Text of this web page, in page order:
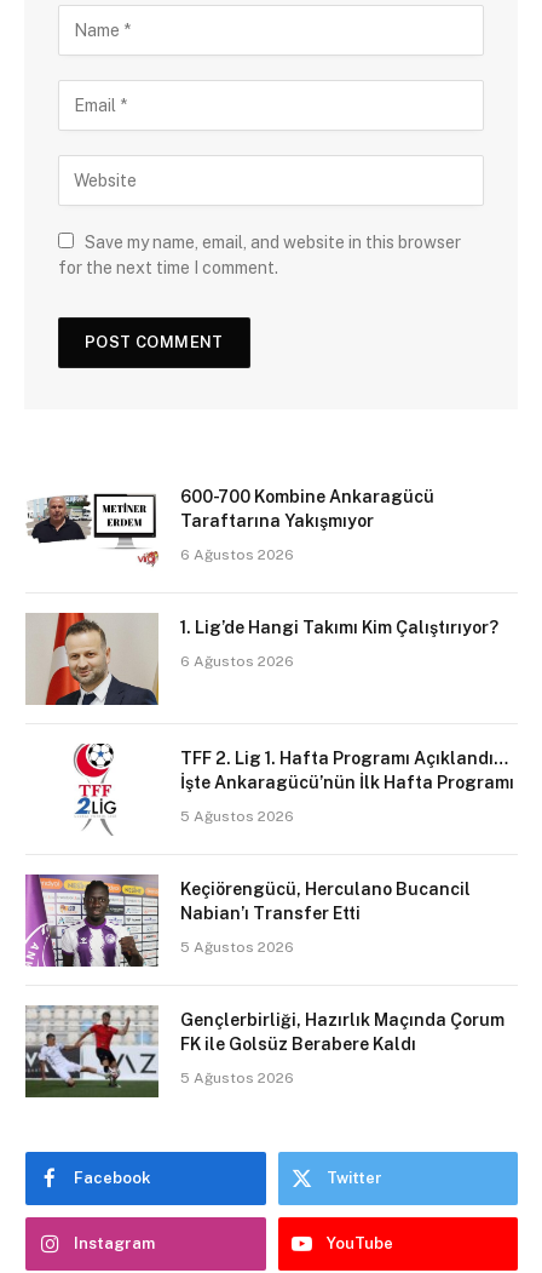
Save my name, email, and website in this browser
for the next time I comment.
600-700 Kombine Ankaragücü
Taraftarına Yakışmıyor
6 Ağustos 2026
1. Lig’de Hangi Takımı Kim Çalıştırıyor?
6 Ağustos 2026
TFF 2. Lig 1. Hafta Programı Açıklandı…
İşte Ankaragücü’nün İlk Hafta Programı
5 Ağustos 2026
Keçiörengücü, Herculano Bucancil
Nabian’ı Transfer Etti
5 Ağustos 2026
Gençlerbirliği, Hazırlık Maçında Çorum
FK ile Golsüz Berabere Kaldı
5 Ağustos 2026
Facebook Twitter
Instagram YouTube